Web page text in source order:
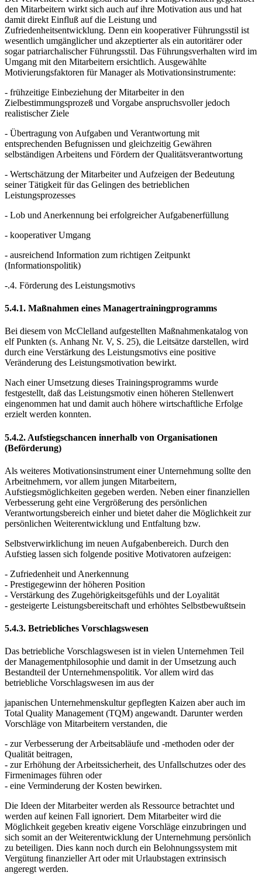
den Mitarbeitern wirkt sich auch auf ihre Motivation aus und hat
damit direkt Einfluß auf die Leistung und
Zufriedenheitsentwicklung. Denn ein kooperativer Führungsstil ist
wesentlich umgänglicher und akzeptierter als ein autoritärer oder
sogar patriarchalischer Führungsstil. Das Führungsverhalten wird im
Umgang mit den Mitarbeitern ersichtlich. Ausgewählte
Motivierungsfaktoren für Manager als Motivationsinstrumente:
- frühzeitige Einbeziehung der Mitarbeiter in den
Zielbestimmungsprozeß und Vorgabe anspruchsvoller jedoch
realistischer Ziele
- Übertragung von Aufgaben und Verantwortung mit
entsprechenden Befugnissen und gleichzeitig Gewähren
selbständigen Arbeitens und Fördern der Qualitätsverantwortung
- Wertschätzung der Mitarbeiter und Aufzeigen der Bedeutung
seiner Tätigkeit für das Gelingen des betrieblichen
Leistungsprozesses
- Lob und Anerkennung bei erfolgreicher Aufgabenerfüllung
- kooperativer Umgang
- ausreichend Information zum richtigen Zeitpunkt
(Informationspolitik)
-.4. Förderung des Leistungsmotivs
5.4.1. Maßnahmen eines Managertrainingprogramms
Bei diesem von McClelland aufgestellten Maßnahmenkatalog von
elf Punkten (s. Anhang Nr. V, S. 25), die Leitsätze darstellen, wird
durch eine Verstärkung des Leistungsmotivs eine positive
Veränderung des Leistungsmotivation bewirkt.
Nach einer Umsetzung dieses Trainingsprogramms wurde
festgestellt, daß das Leistungsmotiv einen höheren Stellenwert
eingenommen hat und damit auch höhere wirtschaftliche Erfolge
erzielt werden konnten.
5.4.2. Aufstiegschancen innerhalb von Organisationen
(Beförderung)
Als weiteres Motivationsinstrument einer Unternehmung sollte den
Arbeitnehmern, vor allem jungen Mitarbeitern,
Aufstiegsmöglichkeiten gegeben werden. Neben einer finanziellen
Verbesserung geht eine Vergrößerung des persönlichen
Verantwortungsbereich einher und bietet daher die Möglichkeit zur
persönlichen Weiterentwicklung und Entfaltung bzw.
Selbstverwirklichung im neuen Aufgabenbereich. Durch den
Aufstieg lassen sich folgende positive Motivatoren aufzeigen:
- Zufriedenheit und Anerkennung
- Prestigegewinn der höheren Position
- Verstärkung des Zugehörigkeitsgefühls und der Loyalität
- gesteigerte Leistungsbereitschaft und erhöhtes Selbstbewußtsein
5.4.3. Betriebliches Vorschlagswesen
Das betriebliche Vorschlagswesen ist in vielen Unternehmen Teil
der Managementphilosophie und damit in der Umsetzung auch
Bestandteil der Unternehmenspolitik. Vor allem wird das
betriebliche Vorschlagswesen im aus der
japanischen Unternehmenskultur gepflegten Kaizen aber auch im
Total Quality Management (TQM) angewandt. Darunter werden
Vorschläge von Mitarbeitern verstanden, die
- zur Verbesserung der Arbeitsabläufe und -methoden oder der
Qualität beitragen,
- zur Erhöhung der Arbeitssicherheit, des Unfallschutzes oder des
Firmenimages führen oder
- eine Verminderung der Kosten bewirken.
Die Ideen der Mitarbeiter werden als Ressource betrachtet und
werden auf keinen Fall ignoriert. Dem Mitarbeiter wird die
Möglichkeit gegeben kreativ eigene Vorschläge einzubringen und
sich somit an der Weiterentwicklung der Unternehmung persönlich
zu beteiligen. Dies kann noch durch ein Belohnungssystem mit
Vergütung finanzieller Art oder mit Urlaubstagen extrinsisch
angeregt werden.